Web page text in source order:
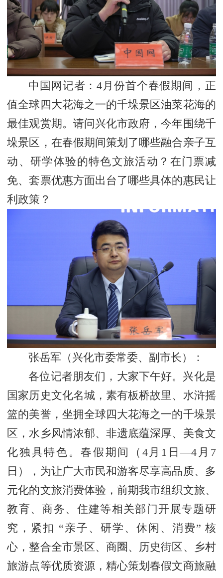
中国网记者：4月份首个春假期间，正
值全球四大花海之一的千垛景区油菜花海的
最佳观赏期。请问兴化市政府，今年围绕千
垛景区，在春假期间策划了哪些融合亲子互
动、研学体验的特色文旅活动？在门票减
免、套票优惠方面出台了哪些具体的惠民让
利政策？
张岳军 （兴化市委常委、副市长）：
各位记者朋友们，大家下午好。兴化是
国家历史文化名城，素有板桥故里、水浒摇
篮的美誉，坐拥全球四大花海之一的千垛景
区，水乡风情浓郁、非遗底蕴深厚、美食文
化独具特色。春假期间（4月1日—4月7
日），为让广大市民和游客尽享高品质、多
元化的文旅消费体验，前期我市组织文旅、
教育、商务、住建等相关部门开展专题研
究，紧扣 “亲子、研学、休闲、消费” 核
心，整合全市景区、商圈、历史街区、乡村
旅游点等优质资源，精心策划春假文商旅融